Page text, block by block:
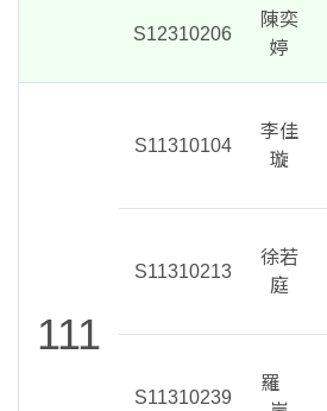
S12310206
陳奕
婷
111
S11310104
李佳
璇
S11310213
徐若
庭
S11310239
羅